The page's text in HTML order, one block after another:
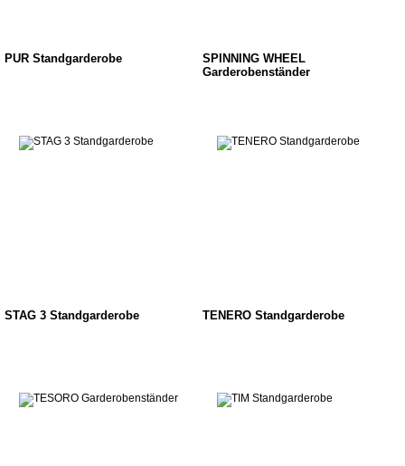
PUR Standgarderobe
SPINNING WHEEL
Garderobenständer
STAG 3 Standgarderobe TENERO Standgarderobe